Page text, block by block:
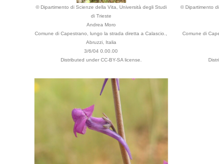
© Dipartimento di Scienze della Vita, Università degli Studi
di Trieste
Andrea Moro
Comune di Capestrano, lungo la strada diretta a Calascio.,
Abruzzi, Italia
3/6/04 0.00.00
Distributed under CC-BY-SA license.
© Dipartimento
Comune di